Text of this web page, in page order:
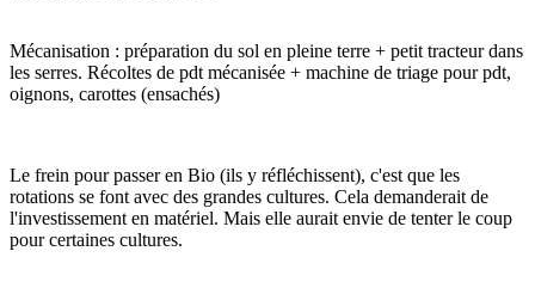
Mécanisation : préparation du sol en pleine terre + petit tracteur dans
les serres. Récoltes de pdt mécanisée + machine de triage pour pdt,
oignons, carottes (ensachés)
Le frein pour passer en Bio (ils y réfléchissent), c'est que les
rotations se font avec des grandes cultures. Cela demanderait de
l'investissement en matériel. Mais elle aurait envie de tenter le coup
pour certaines cultures.